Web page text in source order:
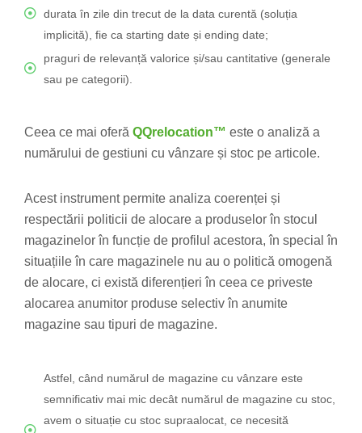
durata în zile din trecut de la data curentă (soluția
implicită), fie ca starting date și ending date;
praguri de relevanță valorice și/sau cantitative (generale
sau pe categorii).
Ceea ce mai oferă QQrelocation™ este o analiză a
numărului de gestiuni cu vânzare și stoc pe articole.
Acest instrument permite analiza coerenței și
respectării politicii de alocare a produselor în stocul
magazinelor în funcție de profilul acestora, în special în
situațiile în care magazinele nu au o politică omogenă
de alocare, ci există diferențieri în ceea ce priveste
alocarea anumitor produse selectiv în anumite
magazine sau tipuri de magazine.
Astfel, când numărul de magazine cu vânzare este
semnificativ mai mic decât numărul de magazine cu stoc,
avem o situație cu stoc supraalocat, ce necesită